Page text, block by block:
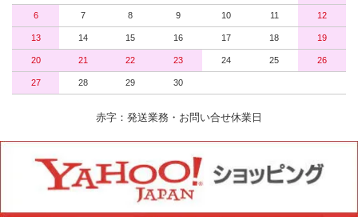
6 7 8 9 10 11 12
13 14 15 16 17 18 19
20 21 22 23 24 25 26
27 28 29 30
赤字：発送業務・お問い合せ休業日